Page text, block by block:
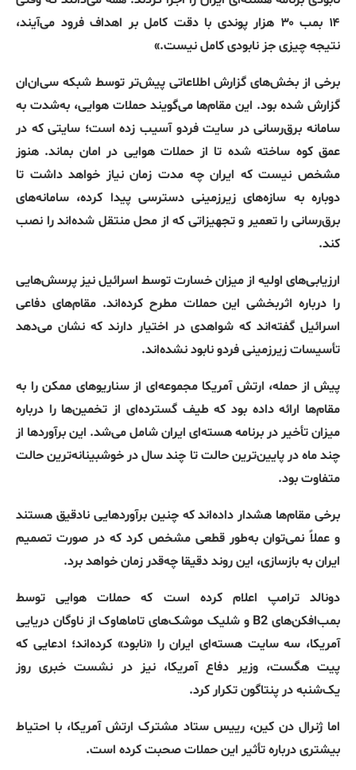
۱۴ بمب ۳۰ هزار پوندی با دقت کامل بر اهداف فرود می‌آیند،
نتیجه چیزی جز نابودی کامل نیست.»
برخی از بخش‌های گزارش اطلاعاتی پیش‌تر توسط شبکه سی‌ان‌ان
گزارش شده بود. این مقام‌ها می‌گویند حملات هوایی، به‌شدت به
سامانه برق‌رسانی در سایت فردو آسیب زده است؛ سایتی که در
عمق کوه ساخته شده تا از حملات هوایی در امان بماند. هنوز
مشخص نیست که ایران چه مدت زمان نیاز خواهد داشت تا
دوباره به سازه‌های زیرزمینی دسترسی پیدا کرده، سامانه‌های
برق‌رسانی را تعمیر و تجهیزاتی که از محل منتقل شده‌اند را نصب
کند.
ارزیابی‌های اولیه از میزان خسارت توسط اسرائیل نیز پرسش‌هایی
را درباره اثربخشی این حملات مطرح کرده‌اند. مقام‌های دفاعی
اسرائیل گفته‌اند که شواهدی در اختیار دارند که نشان می‌دهد
تأسیسات زیرزمینی فردو نابود نشده‌اند.
پیش از حمله، ارتش آمریکا مجموعه‌ای از سناریوهای ممکن را به
مقام‌ها ارائه داده بود که طیف گسترده‌ای از تخمین‌ها را درباره
میزان تأخیر در برنامه هسته‌ای ایران شامل می‌شد. این برآوردها از
چند ماه در پایین‌ترین حالت تا چند سال در خوشبینانه‌ترین حالت
متفاوت بود.
برخی مقام‌ها هشدار داده‌اند که چنین برآوردهایی نادقیق هستند
و عملاً نمی‌توان به‌طور قطعی مشخص کرد که در صورت تصمیم
ایران به بازسازی، این روند دقیقا چه‌قدر زمان خواهد برد.
دونالد ترامپ اعلام کرده است که حملات هوایی توسط
بمب‌افکن‌های ‌B‌2 و شلیک موشک‌های تاماهاوک از ناوگان دریایی
آمریکا، سه سایت هسته‌ای ایران را «نابود» کرده‌اند؛ ادعایی که
پیت هگست، وزیر دفاع آمریکا، نیز در نشست خبری روز
یک‌شنبه در پنتاگون تکرار کرد.
اما ژنرال دن کین، رییس ستاد مشترک ارتش آمریکا، با احتیاط
بیشتری درباره تأثیر این حملات صحبت کرده است.